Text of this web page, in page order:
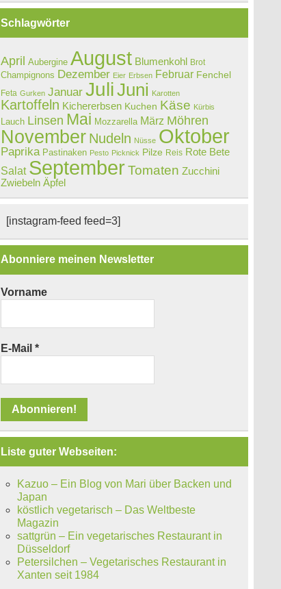
Schlagwörter
April Aubergine August Blumenkohl Brot
Champignons Dezember Eier Erbsen Februar Fenchel
Feta Gurken Januar JuliJuni Karotten
Kartoffeln Kichererbsen Kuchen Käse Kürbis
Lauch Linsen Mai Mozzarella März Möhren
November Nudeln Nüsse Oktober
Paprika Pastinaken Pesto Picknick Pilze Reis Rote Bete
Salat September Tomaten Zucchini
Zwiebeln Äpfel
[instagram-feed feed=3]
Abonniere meinen Newsletter
Vorname
E-Mail*
Liste guter Webseiten:
Kazuo – Ein Blog von Mari über Backen und
Japan
köstlich vegetarisch – Das Weltbeste
Magazin
sattgrün – Ein vegetarisches Restaurant in
Düsseldorf
Petersilchen – Vegetarisches Restaurant in
Xanten seit 1984